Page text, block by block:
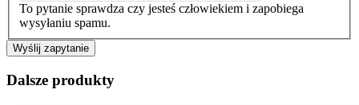
To pytanie sprawdza czy jesteś człowiekiem i zapobiega
wysyłaniu spamu.
Dalsze produkty